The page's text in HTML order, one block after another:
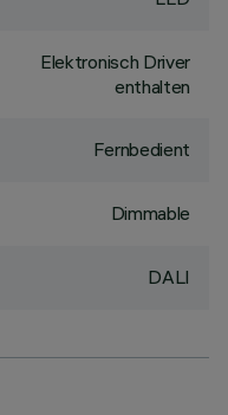
Elektronisch Driver
enthalten
Fernbedient
Dimmable
DALI